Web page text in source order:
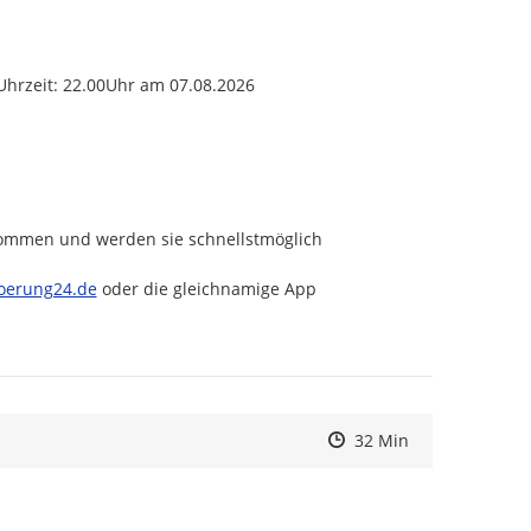
22.00Uhr am 07.08.2026
und werden sie schnellstmöglich
oder die gleichnamige App
Zeitpunkt des
Zeitpunkt des
32 MinZur Äußerung